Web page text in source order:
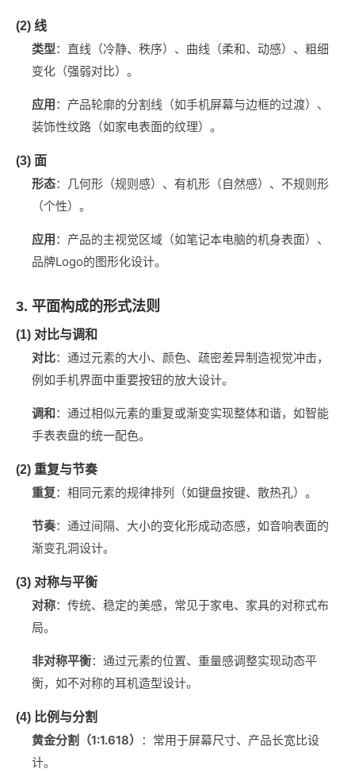
(2) 线
类型‌：直线（冷静、秩序）、曲线（柔和、动感）、粗细
变化（强弱对比）。
应用‌：产品轮廓的分割线（如手机屏幕与边框的过渡）、
装饰性纹路（如家电表面的纹理）。
(3) 面
形态‌：几何形（规则感）、有机形（自然感）、不规则形
（个性）。
应用‌：产品的主视觉区域（如笔记本电脑的机身表面）、
品牌Logo的图形化设计。
3. 平面构成的形式法则
(1) 对比与调和
对比‌：通过元素的大小、颜色、疏密差异制造视觉冲击，
例如手机界面中重要按钮的放大设计。
调和‌：通过相似元素的重复或渐变实现整体和谐，如智能
手表表盘的统一配色。
(2) 重复与节奏
重复‌：相同元素的规律排列（如键盘按键、散热孔）。
节奏‌：通过间隔、大小的变化形成动态感，如音响表面的
渐变孔洞设计。
(3) 对称与平衡
对称‌：传统、稳定的美感，常见于家电、家具的对称式布
局。
非对称平衡‌：通过元素的位置、重量感调整实现动态平
衡，如不对称的耳机造型设计。
(4) 比例与分割
黄金分割（1:1.618） ‌：常用于屏幕尺寸、产品长宽比设
计。